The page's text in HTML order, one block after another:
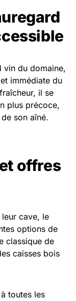
vin du domaine,
immédiate du
il se
plus précoce,
son aîné.
offres
leur cave, le
options de
classique de
caisses bois
toutes les